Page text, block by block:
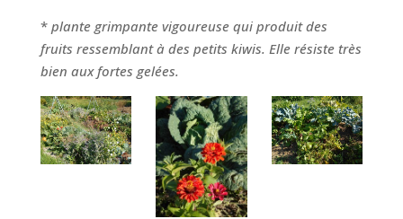
* plante grimpante vigoureuse qui produit des
fruits ressemblant à des petits kiwis. Elle résiste très
bien aux fortes gelées.